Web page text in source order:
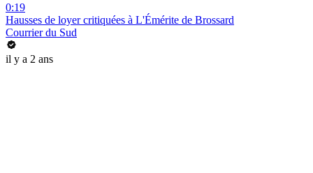
0:19
Hausses de loyer critiquées à L'Émérite de Brossard
Courrier du Sud
il y a 2 ans